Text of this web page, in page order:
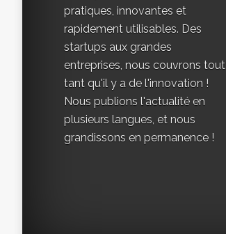
pratiques, innovantes et
rapidement utilisables. Des
startups aux grandes
entreprises, nous couvrons tout
tant qu'il y a de l'innovation !
Nous publions l'actualité en
plusieurs langues, et nous
grandissons en permanence !